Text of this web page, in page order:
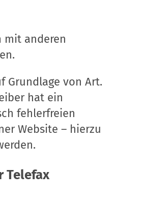
mit anderen
Grundlage von Art.
hat ein
fehlerfreien
Website – hierzu
Telefax